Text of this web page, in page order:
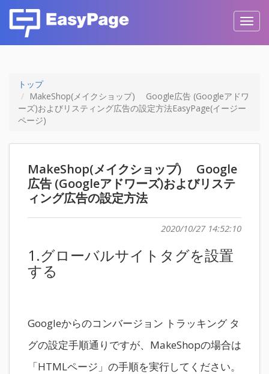
トップ
MakeShop(メイクショップ) Google広告 (Googleアドワ
ーズ)およびリスティング広告の設定方法EasyPage(イージー
ページ)
MakeShop(メイクショップ) Google
広告 (Googleアドワーズ)およびリステ
ィング広告の設定方法
2020/10/27 14:52:10
1.グローバルサイトタグを設置
する
Googleからのコンバージョン トラッキング タ
グの設定手順通りですが、MakeShopの場合は
「HTMLページ」の手順を実行してください。